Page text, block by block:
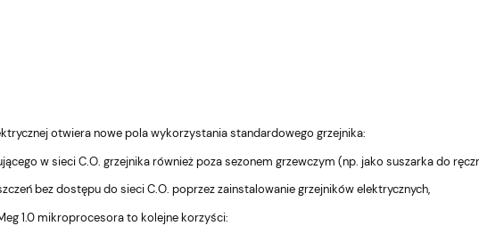
otwiera nowe pola wykorzystania standardowego grzejnika:
w sieci C.O. grzejnika również poza sezonem grzewczym (np. jako suszarka do
bez dostępu do sieci C.O. poprzez zainstalowanie grzejników elektrycznych,
1.0 mikroprocesora to kolejne korzyści: